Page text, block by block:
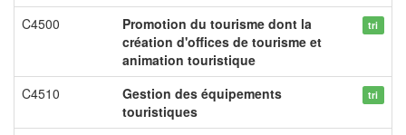
C4500
Promotion du tourisme dont la
création d'offices de tourisme et
animation touristique
tri
C4510
Gestion des équipements
touristiques
tri